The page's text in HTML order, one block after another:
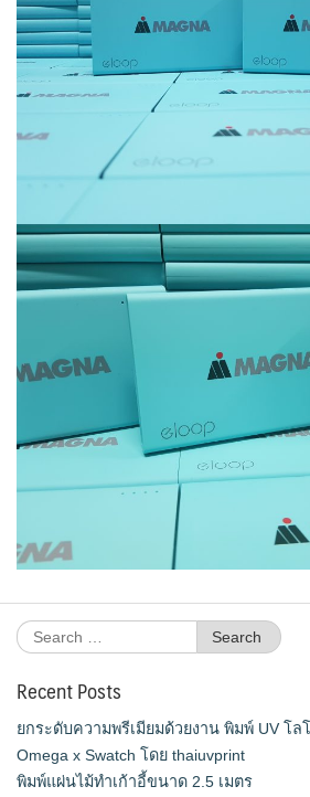
Search
for:
Recent Posts
ยกระดับความพรีเมียมด้วยงาน พิมพ์ UV โ
Omega x Swatch โดย thaiuvprint
พิมพ์แผ่นไม้ทำเก้าอี้ขนาด 2.5 เมตร